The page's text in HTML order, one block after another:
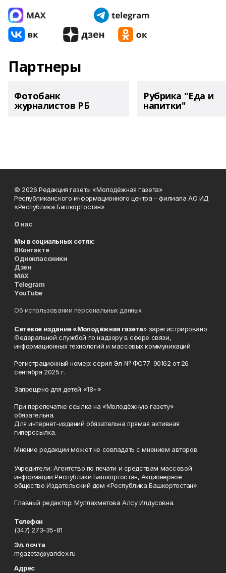
Партнеры
Фотобанк
журналистов РБ
Рубрика "Еда и
напитки"
© 2026 Редакция газеты «Молодёжная газета»
Республиканского информационного центра – филиала АО ИД
«Республика Башкортостан»
О нас
Мы в социальных сетях:
ВКонтакте
Одноклассники
Дзен
MAX
Telegram
YouTube
Об использовании персональных данных
Сетевое издание «Молодёжная газета» зарегистрировано
Федеральной службой по надзору в сфере связи,
информационных технологий и массовых коммуникаций
Регистрационный номер: серия Эл № ФС77-90162 от 26
сентября 2025 г.
Запрещено для детей «18+»
При перепечатке ссылка на «Молодёжную газету»
обязательна.
Для интернет-изданий обязательна прямая активная
гиперссылка.
Мнение редакции может не совпадать с мнением авторов.
Учредители: Агентство по печати и средствам массовой
информации Республики Башкортостан, Акционерное
общество Издательский дом «Республика Башкортостан».
Главный редактор: Муллахметова Алсу Илдусовна.
Телефон
(347) 273-35-81
Эл. почта
mgazeta@yandex.ru
Адрес